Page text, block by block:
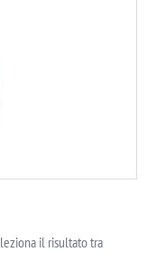
il risultato tra